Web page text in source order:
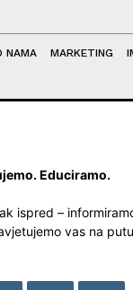
NAMA MARKETING
Educiramo.
ispred –
vas na